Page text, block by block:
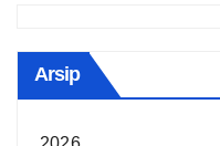
Arsip